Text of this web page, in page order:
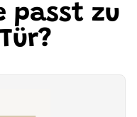
passt zu